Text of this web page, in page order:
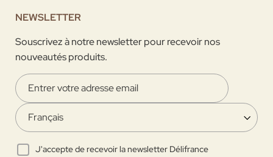
NEWSLETTER
Souscrivez à notre newsletter pour recevoir nos
nouveautés produits.
J'accepte de recevoir la newsletter Délifrance